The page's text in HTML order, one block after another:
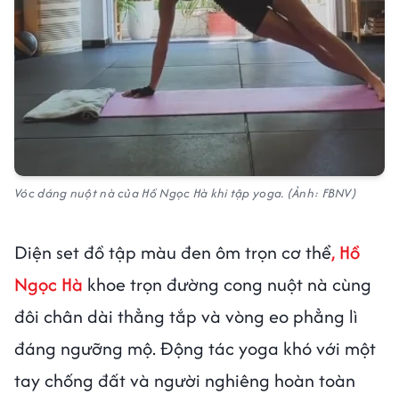
Vóc dáng nuột nà của Hồ Ngọc Hà khi tập yoga. (Ảnh: FBNV)
Diện set đồ tập màu đen ôm trọn cơ thể, Hồ
Ngọc Hà khoe trọn đường cong nuột nà cùng
đôi chân dài thẳng tắp và vòng eo phẳng lì
đáng ngưỡng mộ. Động tác yoga khó với một
tay chống đất và người nghiêng hoàn toàn